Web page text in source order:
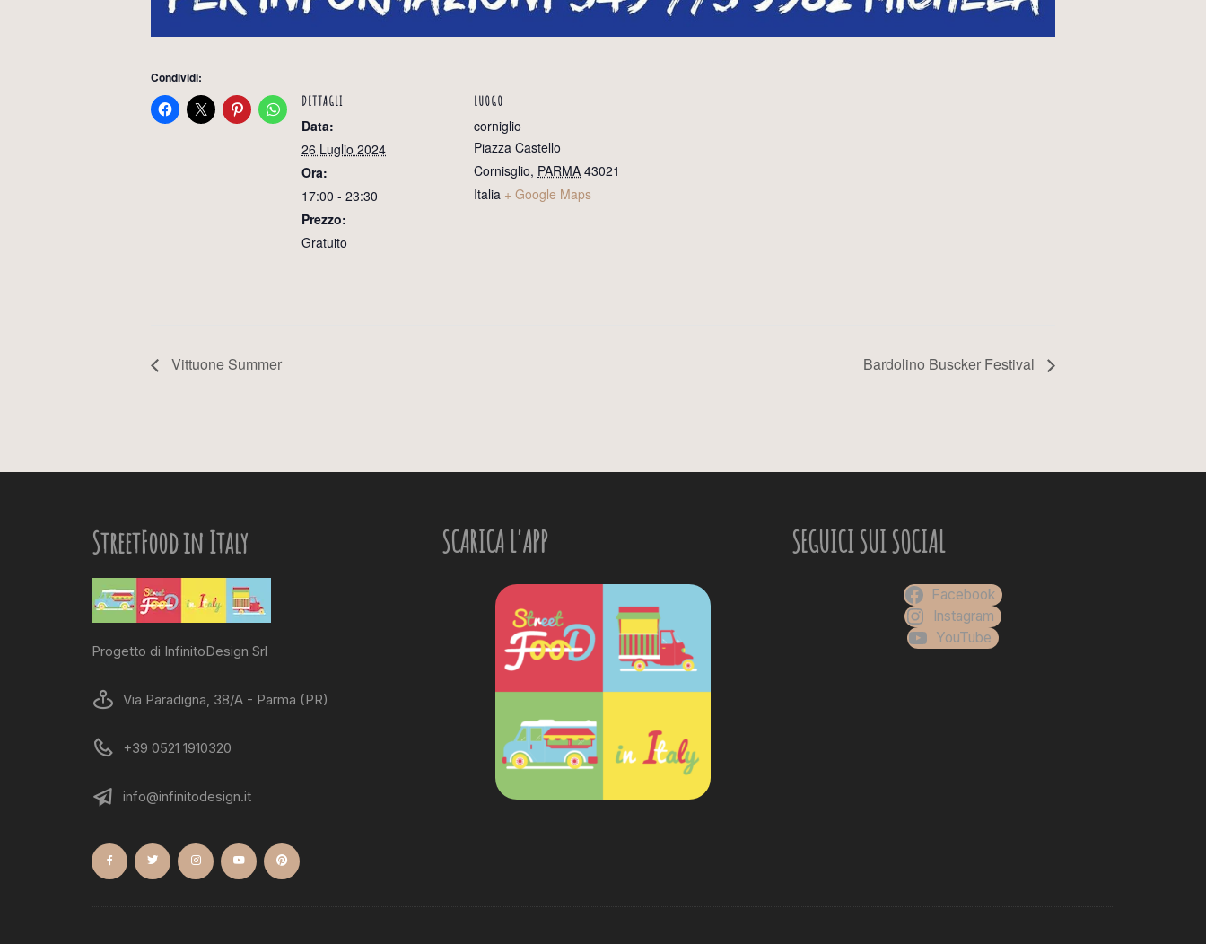
Condividi:
DETTAGLI
Data:
26 Luglio 2024
Ora:
17:00 - 23:30
Prezzo:
Gratuito
LUOGO
corniglio
Piazza Castello
Cornisglio, PARMA 43021
Italia + Google Maps
Vittuone Summer Bardolino Buscker Festival
StreetFood in Italy
Progetto di InfinitoDesign Srl
Via Paradigna, 38/A - Parma (PR)
+39 0521 1910320
info@infinitodesign.it
SCARICA L'APP SEGUICI SUI SOCIAL
Facebook
Instagram
YouTube